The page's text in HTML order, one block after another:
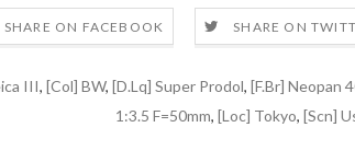
SHARE ON FACEBOOK SHARE ON
III, [Col] BW, [D.Lq] Super Prodol, [F.Br] Neopan
1:3.5 F=50mm, [Loc] Tokyo, [Scn]